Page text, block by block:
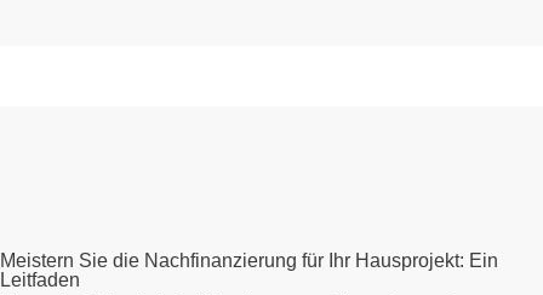
Meistern Sie die Nachfinanzierung für Ihr Hausprojekt: Ein
Leitfaden